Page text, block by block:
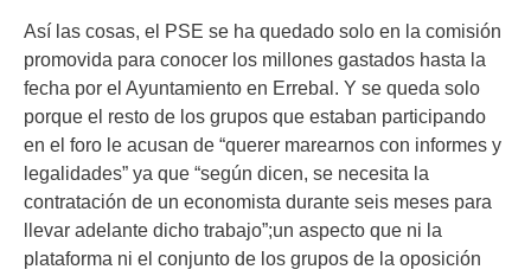
Así las cosas, el PSE se ha quedado solo en la comisión
promovida para conocer los millones gastados hasta la
fecha por el Ayuntamiento en Errebal. Y se queda solo
porque el resto de los grupos que estaban participando
en el foro le acusan de “querer marearnos con informes y
legalidades” ya que “según dicen, se necesita la
contratación de un economista durante seis meses para
llevar adelante dicho trabajo”;un aspecto que ni la
plataforma ni el conjunto de los grupos de la oposición